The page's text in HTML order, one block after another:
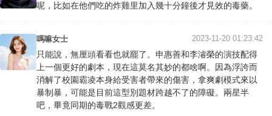
呢，比如在他們吃的炸雞里加入幾十分鐘後才見效的毒藥。
嗎嘛女士 2023-11-20 01:23:42
只能說，無厘頭看看也就罷了。申惠善和李濬榮的演技配得
上一個更好的劇本，現在這莫名其妙的都啥啊。因為浮誇而
消解了校園霸凌本身給受害者帶來的傷害，拿爽劇模式來以
暴制暴，可能是目前這型別題材跨越不了的障礙。兩星半
吧，畢竟同期的毒戰2觀感更差。